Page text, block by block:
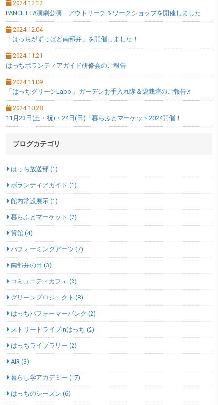
2024.12.12
PANCETTA演劇公演 アウトリーチ＆ワークショップを開催しました
2024.12.04
「はっちがずっぱど南部弁」を開催しました！
2024.11.21
はっちボランティアガイド研修会のご報告
2024.11.09
「はっちグリーンLabo.」ガーデンお手入れ隊＆袋栽培のご報告♬
2024.10.28
11月23日(土・祝)・24日(日)「暮らふとマーケット2024開催！
ブログカテゴリ
はっち放送部 (1)
ボランティアガイド (1)
館内常設展示 (1)
暮らふとマーケット (2)
貸館 (4)
パフォーミングアーツ (7)
南部弁の日 (3)
コミュニティカフェ (3)
グリーンプロジェクト (8)
はっちパフォーマーバンク (2)
ストリートライブinはっち (2)
はっちライブラリー (2)
AIR (3)
暮らし学アカデミー (17)
はっちのシーズン (6)